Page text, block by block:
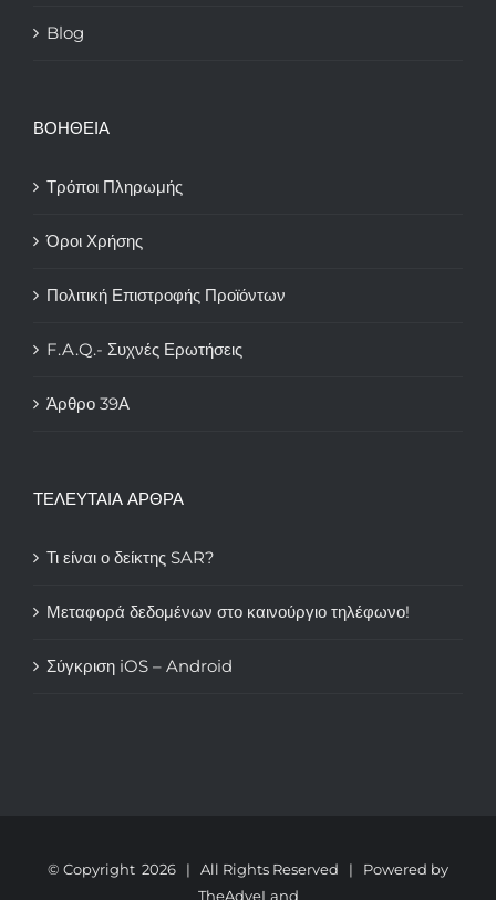
Blog
ΒΟΗΘΕΙΑ
Τρόποι Πληρωμής
Όροι Χρήσης
Πολιτική Επιστροφής Προϊόντων
F.A.Q.- Συχνές Ερωτήσεις
Άρθρο 39Α
ΤΕΛΕΥΤΑΙΑ ΑΡΘΡΑ
Τι είναι ο δείκτης SAR?
Μεταφορά δεδομένων στο καινούργιο τηλέφωνο!
Σύγκριση iOS – Android
© Copyright 2026 | All Rights Reserved | Powered by
TheAdveLand